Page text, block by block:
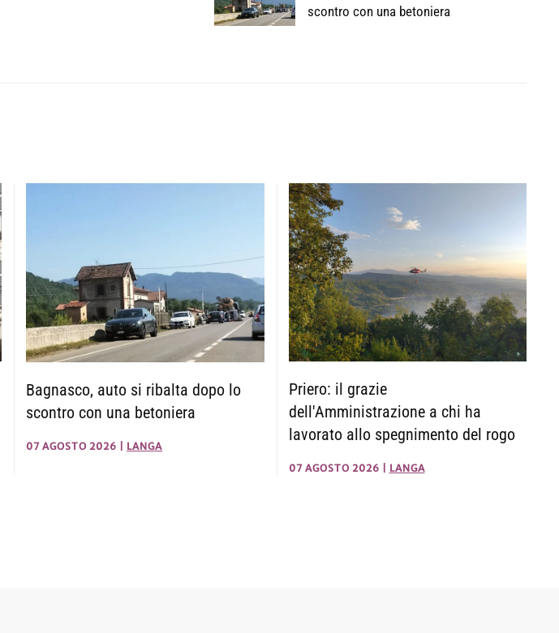
scontro con una betoniera
Bagnasco, auto si ribalta dopo lo
scontro con una betoniera
07 AGOSTO 2026 LANGA
Priero: il grazie
dell'Amministrazione a chi ha
lavorato allo spegnimento del rogo
07 AGOSTO 2026 LANGA